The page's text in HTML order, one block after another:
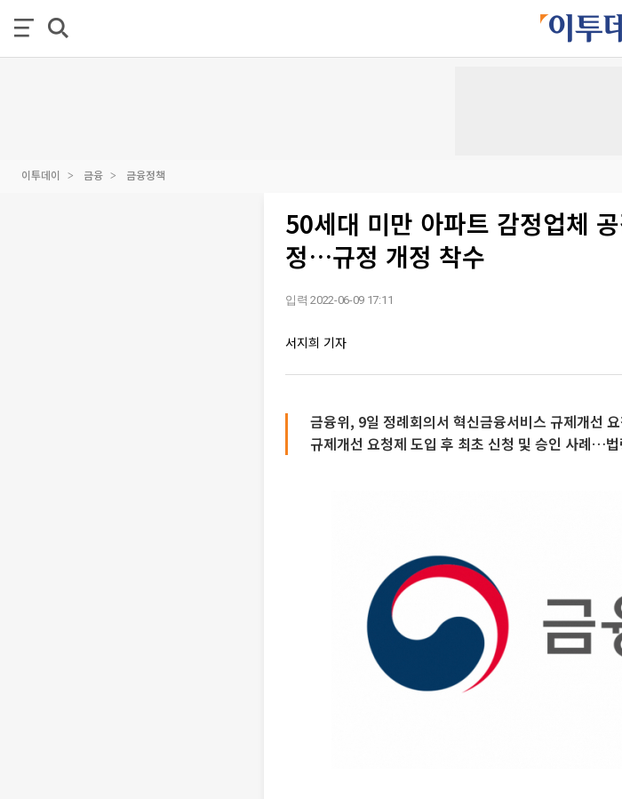
이투데이 금융 금융정책
50세대 미만 아파트 감정업체
정…규정 개정 착수
입력 2022-06-09 17:11
서지희 기자
금융위, 9일 정례회의서 혁신금융서비스 규제개선
규제개선 요청제 도입 후 최초 신청 및 승인 사례…